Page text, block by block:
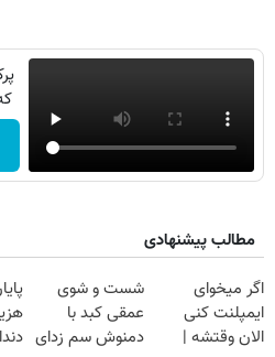
مطالب پیشنهادی
اگر میخوای
ایمپلنت کنی
الان وقتشه |
شست و شوی
عمقی کبد با
دمنوش سم زدای